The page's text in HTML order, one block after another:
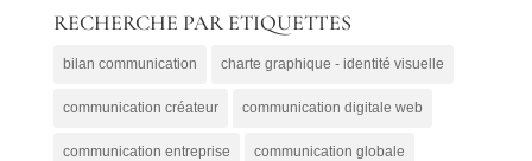
CATEGORIES
RECHERCHE PAR ETIQUETTES
bilan communication charte graphique - identité visuelle
communication créateur communication digitale web
communication entreprise communication globale